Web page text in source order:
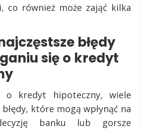
co również może zająć kilka
błędy
się o kredyt
o kredyt hipoteczny, wiele
które mogą wpłynąć na
banku lub gorsze